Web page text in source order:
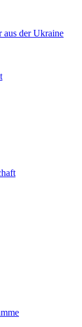
aus der Ukraine